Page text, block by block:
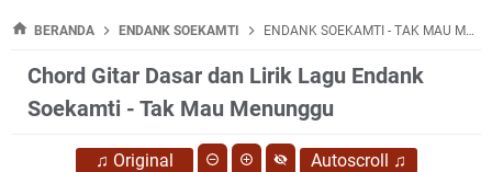
BERANDA ENDANK SOEKAMTI ENDANK SOEKAMTI - TAK MAU MENUNGGU
Chord Gitar Dasar dan Lirik Lagu Endank
Soekamti - Tak Mau Menunggu
♫ Original Autoscroll ♫